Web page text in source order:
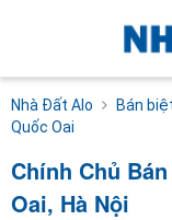
Nhà Đất Alo Bán
Quốc Oai
Chính Chủ
Oai, Hà Nội